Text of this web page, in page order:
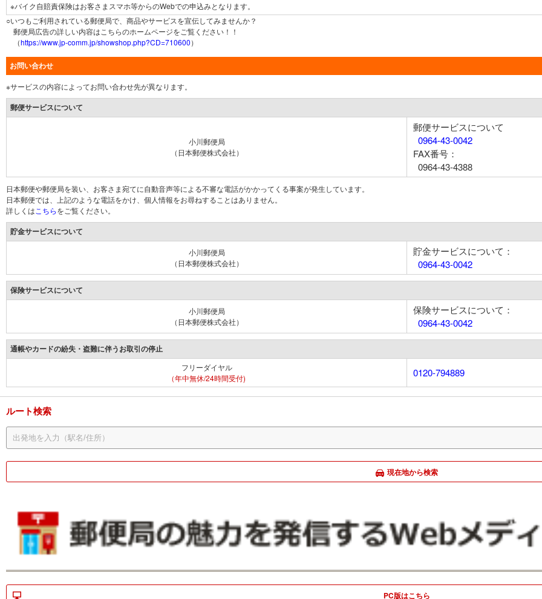
※バイク自賠責保険はお客さまスマホ等からのWebでの申込みとなります。
○いつもご利用されている郵便局で、商品やサービスを宣伝してみませんか？
郵便局広告の詳しい内容はこちらのホームページをご覧ください！！
（https://www.jp-comm.jp/showshop.php?CD=710600）
お問い合わせ
※サービスの内容によってお問い合わせ先が異なります。
郵便サービスについて
小川郵便局
（日本郵便株式会社）
郵便サービスについて
0964-43-0042
FAX番号：
0964-43-4388
日本郵便や郵便局を装い、お客さま宛てに自動音声等による不審な電話がかかってくる事案が発生しています。
日本郵便では、上記のような電話をかけ、個人情報をお尋ねすることはありません。
詳しくは こちらをご覧ください。
貯金サービスについて
小川郵便局
（日本郵便株式会社）
貯金サービスについて：
0964-43-0042
保険サービスについて
小川郵便局
（日本郵便株式会社）
保険サービスについて：
0964-43-0042
通帳やカードの紛失・盗難に伴うお取引の停止
フリーダイヤル
（年中無休/24時間受付)
0120-794889
ルート検索
現在地から検索
PC版はこちら